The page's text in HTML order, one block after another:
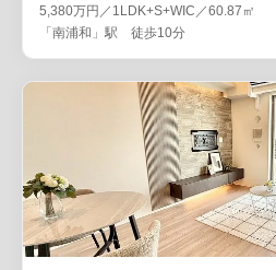
5,380万円／1LDK+S+WIC／60.87㎡
「南浦和」駅 徒歩10分